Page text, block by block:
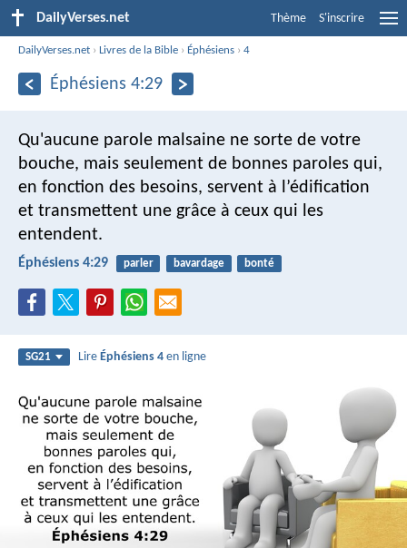
DailyVerses.net Thème S'inscrire
DailyVerses.net ›Livres de la Bible › Éphésiens ›4
Éphésiens 4:29
Qu'aucune parole malsaine ne sorte de votre
bouche, mais seulement de bonnes paroles qui,
en fonction des besoins, servent à l’édification
et transmettent une grâce à ceux qui les
entendent.
Éphésiens 4:29 parler bavardage bonté
SG21 LireÉphésiens 4 en ligne